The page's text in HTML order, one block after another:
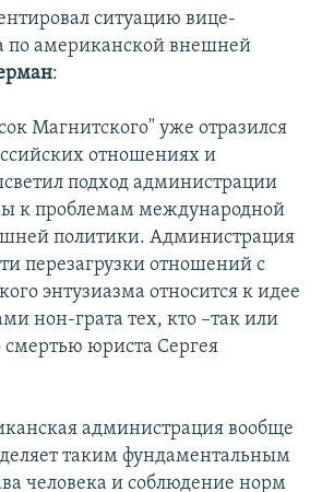
ситуацию вице-
по американской внешней
:
Магнитского" уже отразился
отношениях и
подход администрации
к проблемам международной
политики. Администрация
перезагрузки отношений с
энтузиазма относится к идее
нон-грата тех, кто –так или
смертью юриста Сергея
администрация вообще
таким фундаментальным
человека и соблюдение норм